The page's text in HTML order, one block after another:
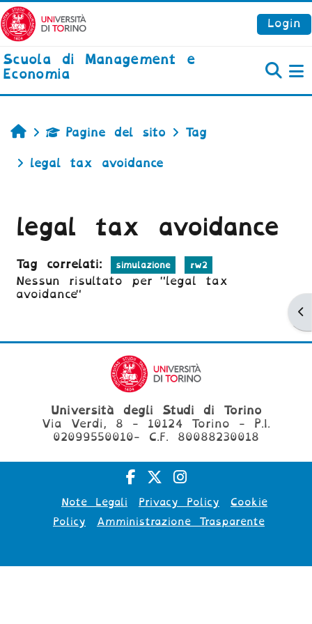
Vai al contenuto principale
Login
Scuola di Management e
Economia
HomePagine del sito Tag
legal tax avoidance
legal tax avoidance
Tag correlati: simulazione rw2
Nessun risultato per "legal tax
avoidance"
Università degli Studi di Torino
Via Verdi, 8 - 10124 Torino - P.I.
02099550010- C.F. 80088230018
Note Legali Privacy Policy
Cookie
Policy
Amministrazione Trasparente